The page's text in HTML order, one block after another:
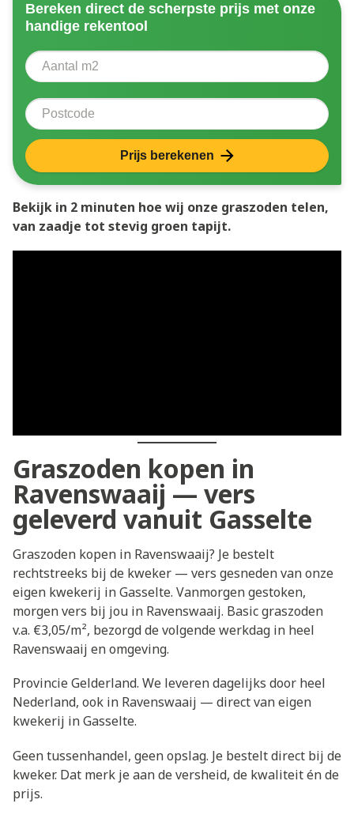
Bereken direct de scherpste prijs met onze
handige rekentool
Aantal vierkante meter
Postcode
Prijs berekenen
Bekijk in 2 minuten hoe wij onze graszoden telen,
van zaadje tot stevig groen tapijt.
Graszoden kopen in
Ravenswaaij — vers
geleverd vanuit Gasselte
Graszoden kopen in Ravenswaaij? Je bestelt
rechtstreeks bij de kweker — vers gesneden van onze
eigen kwekerij in Gasselte. Vanmorgen gestoken,
morgen vers bij jou in Ravenswaaij. Basic graszoden
v.a. €3,05/m², bezorgd de volgende werkdag in heel
Ravenswaaij en omgeving.
Provincie Gelderland. We leveren dagelijks door heel
Nederland, ook in Ravenswaaij — direct van eigen
kwekerij in Gasselte.
Geen tussenhandel, geen opslag. Je bestelt direct bij de
kweker. Dat merk je aan de versheid, de kwaliteit én de
prijs.